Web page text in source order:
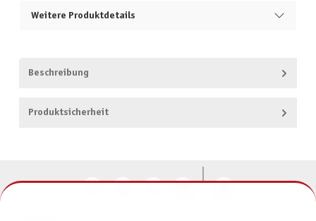
Weitere Produktdetails
Beschreibung
Produktsicherheit